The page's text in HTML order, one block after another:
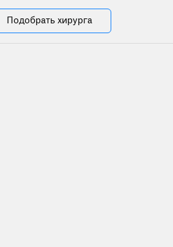
Подобрать хирурга